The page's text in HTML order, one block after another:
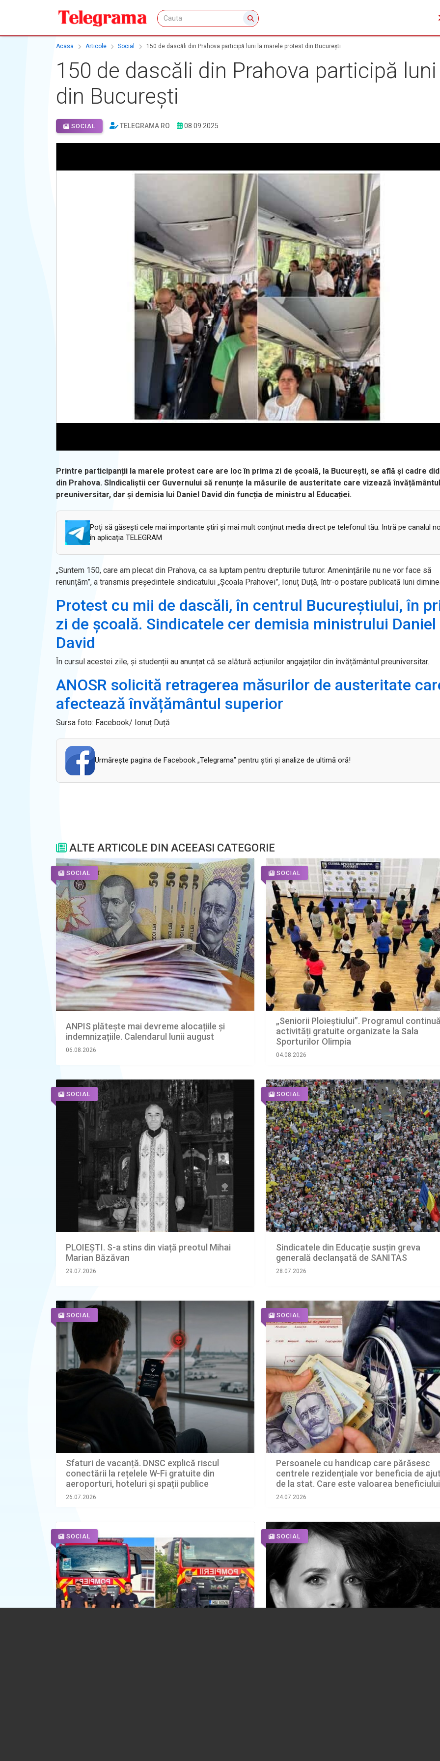
Acasa Articole Social 150 de dascăli din Prahova participă luni la marele protest din București
150 de dascăli din Prahova participă
din București
SOCIAL TELEGRAMA RO 08.09.2025
Printre participanții la marele protest care are loc în prima zi de școală, la București, se află și cadre
din Prahova. SIndicaliștii cer Guvernului să renunțe la măsurile de austeritate care vizează învățământul
preuniversitar, dar și demisia lui Daniel David din funcția de ministru al Educației.
Poți să găsești cele mai importante știri și mai mult conținut media direct pe telefonul tău. Intră pe canalul
în aplicația TELEGRAM
„Suntem 150, care am plecat din Prahova, ca sa luptam pentru drepturile tuturor. Amenințările nu ne vor face să
renunțăm”, a transmis președintele sindicatului „Școala Prahovei”, Ionuț Duță, într-o postare publicată luni
Protest cu mii de dascăli, în centrul Bucureștiului, în
zi de școală. Sindicatele cer demisia ministrului Daniel
David
În cursul acestei zile, și studenții au anunțat că se alătură acțiunilor angajaților din învățământul preuniversitar.
ANOSR solicită retragerea măsurilor de austeritate
afectează învățământul superior
Sursa foto: Facebook/ Ionuț Duță
Urmăreşte pagina de Facebook „Telegrama” pentru ştiri şi analize de ultimă oră!
ALTE ARTICOLE DIN ACEEASI CATEGORIE
SOCIAL
ANPIS plătește mai devreme alocațiile și
indemnizațiile. Calendarul lunii august
06.08.2026
SOCIAL
„Seniorii Ploieștiului”. Programul
activități gratuite organizate la Sala
Sporturilor Olimpia
04.08.2026
SOCIAL
PLOIEȘTI. S-a stins din viață preotul Mihai
Marian Băzăvan
29.07.2026
SOCIAL
Sindicatele din Educație susțin greva
generală declanșată de SANITAS
28.07.2026
SOCIAL
Sfaturi de vacanță. DNSC explică riscul
conectării la rețelele W-Fi gratuite din
aeroporturi, hoteluri și spații publice
26.07.2026
SOCIAL
Persoanele cu handicap care părăsesc
centrele rezidențiale vor beneficia de
de la stat. Care este valoarea beneficiului
24.07.2026
SOCIAL SOCIAL